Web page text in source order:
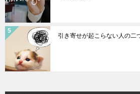
引き寄せが起こらない人の二